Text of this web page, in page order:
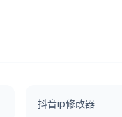
抖音ip修改器